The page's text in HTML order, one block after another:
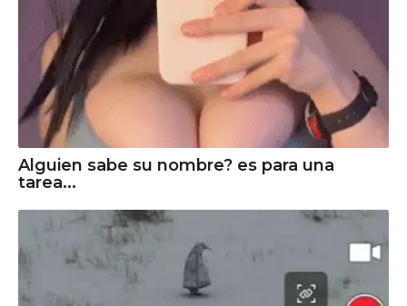
Alguien sabe su nombre? es para una
tarea...